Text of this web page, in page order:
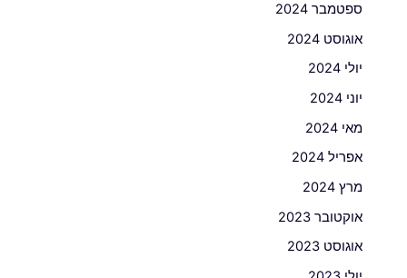
ספטמבר 2024
אוגוסט 2024
יולי 2024
יוני 2024
מאי 2024
אפריל 2024
מרץ 2024
אוקטובר 2023
אוגוסט 2023